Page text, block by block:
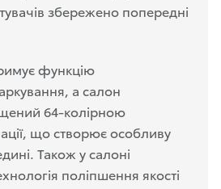
збережено попередні
функцію
а салон
64-колірною
що створює особливу
Також у салоні
поліпшення якості